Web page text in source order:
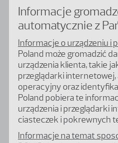
Informacje
automatycznie z
Informacje o urządzeniu i
Poland może gromadzić
urządzenia klienta, takie
przeglądarki internetowej,
operacyjny oraz
Poland pobiera te
urządzenia i przeglądarki
ciasteczek i pokrewnych
Informacje na temat